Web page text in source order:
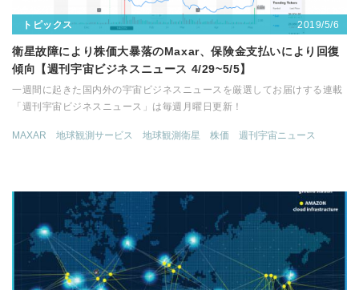
トピックス 2019/5/6
衛星故障により株価大暴落のMaxar、保険金支払いにより回復
傾向【週刊宇宙ビジネスニュース 4/29~5/5】
一週間に起きた国内外の宇宙ビジネスニュースを厳選してお届けする連載
「週刊宇宙ビジネスニュース」は毎週月曜日更新！
MAXAR 地球観測サービス 地球観測衛星 株価 週刊宇宙ニュース